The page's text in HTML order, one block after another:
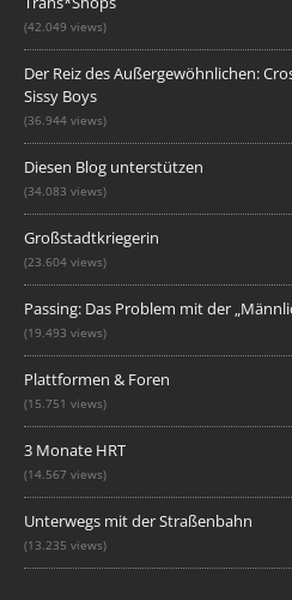
(42.049 views)
Der Reiz des Außergewöhnlichen:
Sissy Boys
(36.944 views)
Diesen Blog unterstützen
(34.083 views)
Großstadtkriegerin
(23.604 views)
Passing: Das Problem mit der
(19.493 views)
Plattformen & Foren
(15.751 views)
3 Monate HRT
(14.567 views)
Unterwegs mit der Straßenbahn
(13.235 views)